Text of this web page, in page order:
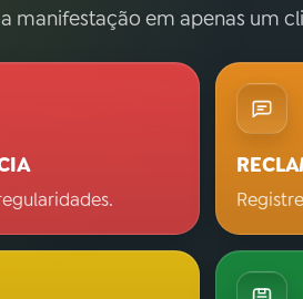
manifestação em apenas um